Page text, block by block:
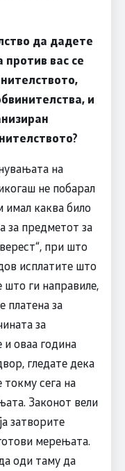
да дадете
против вас се
и
на
не побарал
имал каква било
за предметот за
при што
исплатите што
што ги направиле,
платена за
за
оваа година
гледате дека
сега на
Законот вели
затворите
мерењата.
оди таму да